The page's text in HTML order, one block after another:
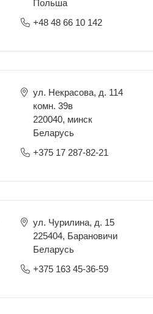
Польша
+48 48 66 10 142
ул. Некрасова, д. 114
комн. 39в
220040, минск
Беларусь
+375 17 287-82-21
ул. Чурилина, д. 15
225404, Барановичи
Беларусь
+375 163 45-36-59